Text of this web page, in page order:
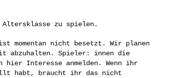
Altersklasse zu spielen.
momentan nicht
besetzt. Wir planen
abzuhalten. Spieler: innen die
hier Interesse anmelden. Wenn ihr
habt, braucht ihr das nicht